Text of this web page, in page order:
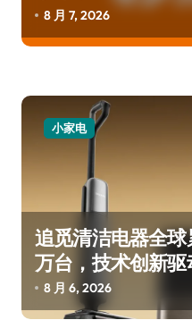
8 月 7, 2026
小家电
追觅清洁电器全
万台，技术创新
8 月 6, 2026